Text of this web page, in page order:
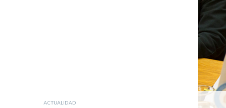
ACTUALIDAD